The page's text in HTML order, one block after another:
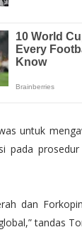
untuk
pada
dan
tandas